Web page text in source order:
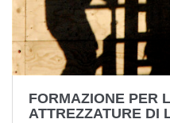
FORMAZIONE PER
ATTREZZATURE DI